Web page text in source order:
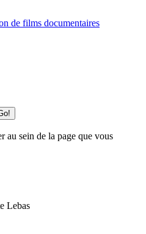
au sein de la page que vous
Lebas